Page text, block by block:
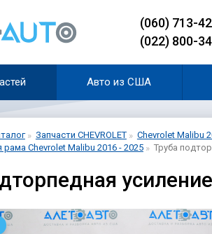
(060) 713-
(022) 800-
Авто из США
Запчасти CHEVROLET Chevrolet Malibu
Chevrolet Malibu 2016 - 2025
Труба